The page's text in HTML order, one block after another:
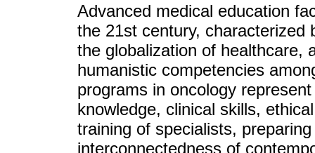
Advanced medical education
the 21st century, characterized
the globalization of healthcare,
humanistic competencies
programs in oncology
knowledge, clinical skills,
training of specialists,
interconnectedness of